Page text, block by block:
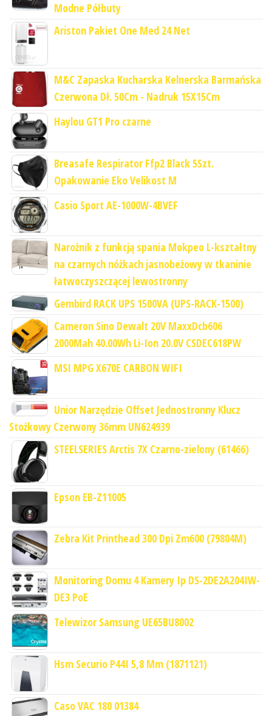
Modne Półbuty
Ariston Pakiet One Med 24 Net
M&C Zapaska Kucharska Kelnerska Barmańska
Czerwona Dł. 50Cm - Nadruk 15X15Cm
Haylou GT1 Pro czarne
Breasafe Respirator Ffp2 Black 5Szt.
Opakowanie Eko Velikost M
Casio Sport AE-1000W-4BVEF
Narożnik z funkcją spania Mokpeo L-kształtny
na czarnych nóżkach jasnobeżowy w tkaninie
łatwoczyszczącej lewostronny
Gembird RACK UPS 1500VA (UPS-RACK-1500)
Cameron Sino Dewalt 20V MaxxDcb606
2000Mah 40.00Wh Li-Ion 20.0V CSDEC618PW
MSI MPG X670E CARBON WIFI
Unior Narzędzie Offset Jednostronny Klucz
Stożkowy Czerwony 36mm UN624939
STEELSERIES Arctis 7X Czarno-zielony (61466)
Epson EB-Z11005
Zebra Kit Printhead 300 Dpi Zm600 (79804M)
Monitoring Domu 4 Kamery Ip DS-2DE2A204IW-
DE3 PoE
Telewizor Samsung UE65BU8002
Hsm Securio P44I 5,8 Mm (1871121)
Caso VAC 180 01384